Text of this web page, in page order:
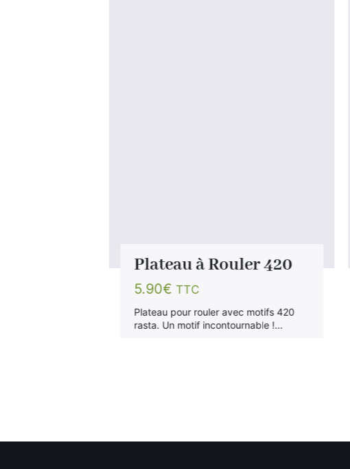
Plateau à Rouler 420
5.90€ TTC
Plateau pour rouler avec motifs 420
rasta. Un motif incontournable !…